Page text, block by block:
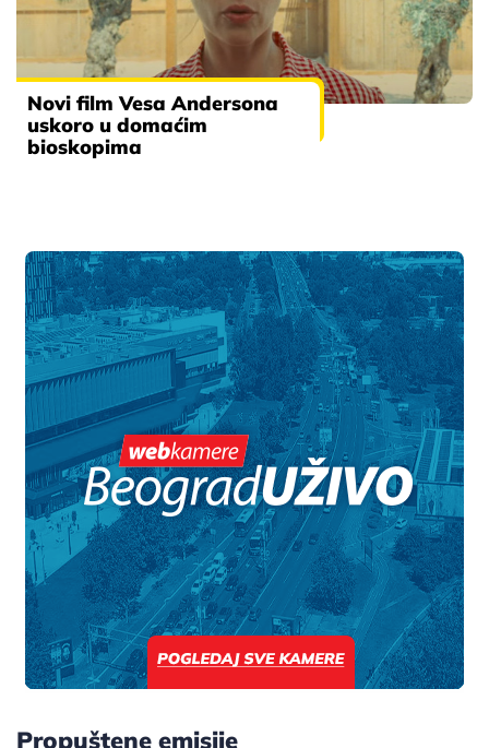
Novi film Vesa Andersona
uskoro u domaćim
bioskopima
Propuštene emisije